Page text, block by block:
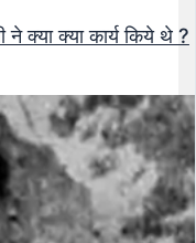
ने क्या क्या कार्य किये थे ?